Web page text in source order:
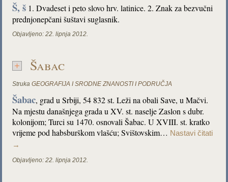
Š, š 1. Dvadeset i peto slovo hrv. latinice. 2. Znak za bezvučni
prednjonepčani šuštavi suglasnik.
Objavljeno: 22. lipnja 2012.
Šabac
Struka GEOGRAFIJA I SRODNE ZNANOSTI I PODRUČJA
Šabac, grad u Srbiji, 54 832 st. Leži na obali Save, u Mačvi.
Na mjestu današnjega grada u XV. st. naselje Zaslon s dubr.
kolonijom; Turci su 1470. osnovali Šabac. U XVIII. st. kratko
vrijeme pod habsburškom vlašću; Svištovskim… Nastavi čitati
→
Objavljeno: 22. lipnja 2012.